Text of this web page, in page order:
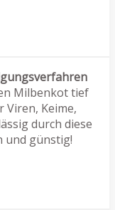
Milbenkot tief
Viren, Keime,
durch diese
und günstig!